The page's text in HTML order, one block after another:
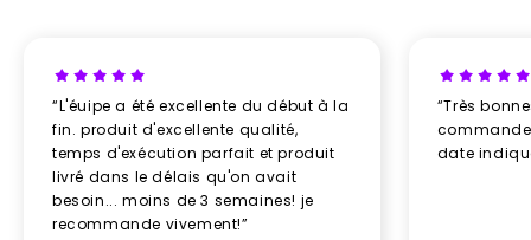
“L'éuipe a été excellente du début à la
fin. produit d'excellente qualité,
temps d'exécution parfait et produit
livré dans le délais qu'on avait
besoin... moins de 3 semaines! je
recommande vivement!”
“Très
date